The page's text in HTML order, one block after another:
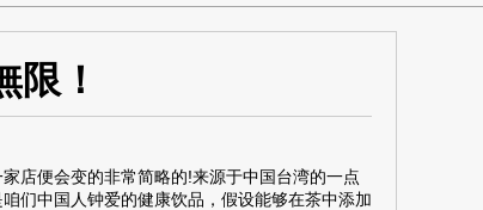
限！
便会变的非常简略的!来源于中国台湾的一点
们中国人钟爱的健康饮品，假设能够在茶中添加